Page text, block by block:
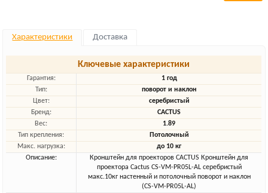
Характеристики Доставка
Ключевые характеристики
Гарантия:
1 год
Тип:
поворот и наклон
Цвет:
серебристый
Бренд:
CACTUS
Вес:
1.89
Тип крепления:
Потолочный
Макс. нагрузка:
до 10 кг
Описание:
Кронштейн для проекторов CACTUS Кронштейн для
проектора Cactus CS-VM-PR05L-AL серебристый
макс.10кг настенный и потолочный поворот и наклон
(CS-VM-PR05L-AL)